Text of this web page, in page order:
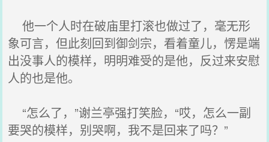
他一个人时在破庙里打滚也做过了，毫无形
象可言，但此刻回到御剑宗，看着童儿，愣是端
出没事人的模样，明明难受的是他，反过来安慰
人的也是他。
“怎么了，”谢兰亭强打笑脸，“哎，怎么一副
要哭的模样，别哭啊，我不是回来了吗？”